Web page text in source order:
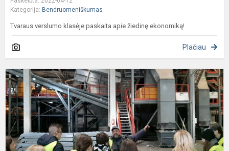
Kategorija: Bendruomeniškumas
Tvaraus verslumo klasėje paskaita apie žiedinę ekonomiką!
Plačiau